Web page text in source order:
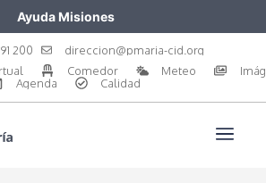
Ayuda Misiones
200
direccion@pmaria-cid.org
Comedor Meteo
Agenda
Calidad